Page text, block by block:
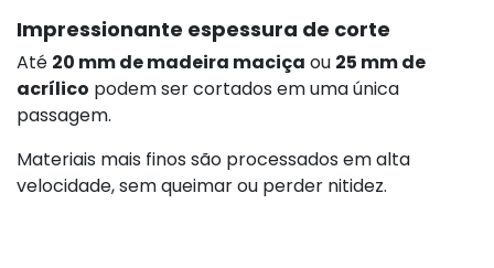
Impressionante espessura de corte
Até 20 mm de madeira maciça ou 25 mm de
acrílico podem ser cortados em uma única
passagem.
Materiais mais finos são processados em alta
velocidade, sem queimar ou perder nitidez.